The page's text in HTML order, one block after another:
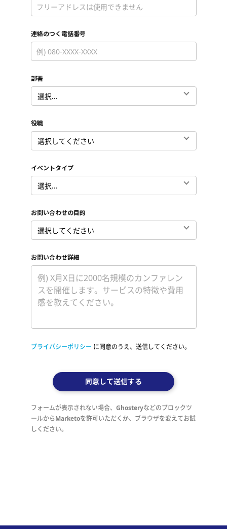
*
連絡のつく電話番号
*
部署
*
役職
*
イベントタイプ
*
お問い合わせの目的
*
お問い合わせ詳細
プライバシーポリシー に同意のうえ、送信してください。
同意して送信する
フォームが表示されない場合、Ghosteryなどのブロックツ
ールからMarketoを許可いただくか、ブラウザを変えてお試
しください。